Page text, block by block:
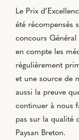
Le Prix
été récompensés
concours
en compte les
régulièrement
et une source de
aussi la preuve
continuer à nous
pas sur la qualité
Paysan Breton.